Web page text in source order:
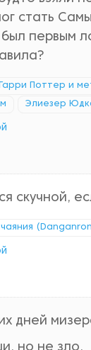
стать
первым
Гарри Поттер и
Элиезер
скучной,
дней
но не зло,